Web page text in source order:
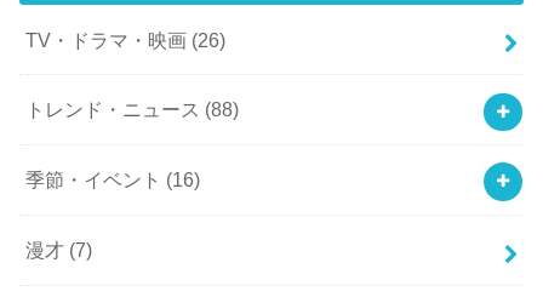
TV・ドラマ・映画 (26)
トレンド・ニュース (88)
季節・イベント (16)
漫才 (7)